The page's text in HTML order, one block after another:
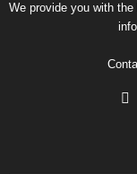
We provide you with